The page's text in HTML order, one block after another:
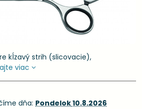
kĺzavý strih (slicovacie),
viac
dňa: Pondelok10.8.2026